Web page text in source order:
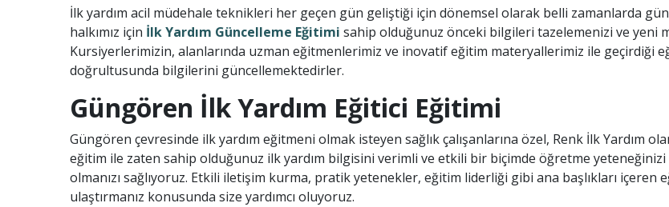
İlk yardım acil müdehale teknikleri her geçen gün geliştiği için dönemsel olarak belli zamanlarda
halkımız için İlk Yardım Güncelleme Eğitimi sahip olduğunuz önceki bilgileri tazelemenizi ve yeni
Kursiyerlerimizin, alanlarında uzman eğitmenlerimiz ve inovatif eğitim materyallerimiz ile geçirdiği
doğrultusunda bilgilerini güncellemektedirler.
Güngören İlk Yardım Eğitici Eğitimi
Güngören çevresinde ilk yardım eğitmeni olmak isteyen sağlık çalışanlarına özel, Renk İlk Yardım
eğitim ile zaten sahip olduğunuz ilk yardım bilgisini verimli ve etkili bir biçimde öğretme yeteneğinizi
olmanızı sağlıyoruz. Etkili iletişim kurma, pratik yetenekler, eğitim liderliği gibi ana başlıkları içeren
ulaştırmanız konusunda size yardımcı oluyoruz.